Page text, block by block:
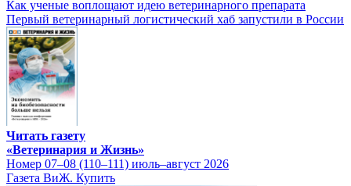
Как ученые воплощают идею ветеринарного препарата
Первый ветеринарный логистический хаб запустили в России
Читать газету
«Ветеринария и Жизнь»
Номер 07–08 (110–111) июль–август 2026
Газета ВиЖ. Купить